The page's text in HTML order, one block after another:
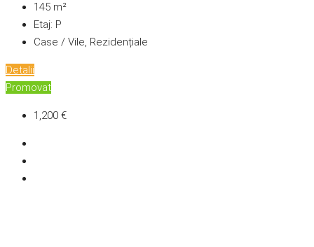
145 m²
Etaj: P
Case / Vile, Rezidențiale
Detalii
Promovat
1,200 €